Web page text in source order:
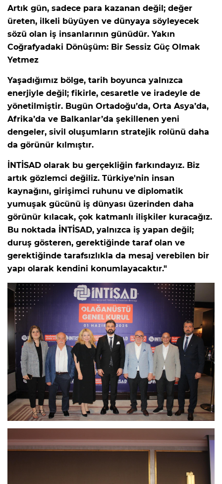
Artık gün, sadece para kazanan değil; değer
üreten, ilkeli büyüyen ve dünyaya söyleyecek
sözü olan iş insanlarının günüdür. Yakın
Coğrafyadaki Dönüşüm: Bir Sessiz Güç Olmak
Yetmez
Yaşadığımız bölge, tarih boyunca yalnızca
enerjiyle değil; fikirle, cesaretle ve iradeyle de
yönetilmiştir. Bugün Ortadoğu’da, Orta Asya’da,
Afrika’da ve Balkanlar’da şekillenen yeni
dengeler, sivil oluşumların stratejik rolünü daha
da görünür kılmıştır.
İNTİSAD olarak bu gerçekliğin farkındayız. Biz
artık gözlemci değiliz. Türkiye'nin insan
kaynağını, girişimci ruhunu ve diplomatik
yumuşak gücünü iş dünyası üzerinden daha
görünür kılacak, çok katmanlı ilişkiler kuracağız.
Bu noktada İNTİSAD, yalnızca iş yapan değil;
duruş gösteren, gerektiğinde taraf olan ve
gerektiğinde tarafsızlıkla da mesaj verebilen bir
yapı olarak kendini konumlayacaktır."